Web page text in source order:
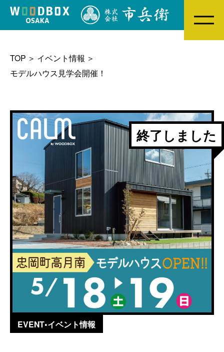
TOP
イベント情報
モデルハウス見学会開催！
EVENT•イベント情報
終了しました